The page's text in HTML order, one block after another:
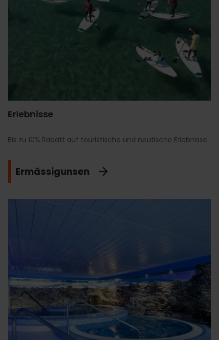
Erlebnisse
Bis zu 10% Rabatt auf touristische und nautische Erlebnisse
Ermässigunsen